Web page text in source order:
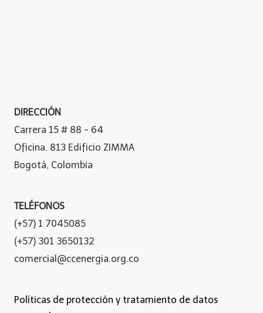
DIRECCIÓN
Carrera 15 # 88 - 64
Oficina. 813 Edificio ZIMMA
Bogotá, Colombia
TELÉFONOS
(+57) 1 7045085
(+57) 301 3650132
comercial@ccenergia.org.co
Políticas de protección y tratamiento de datos